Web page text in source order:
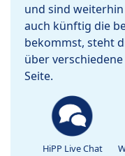
und sind
auch künftig die
bekommst, steht
über
Seite.
HiPP Live Chat